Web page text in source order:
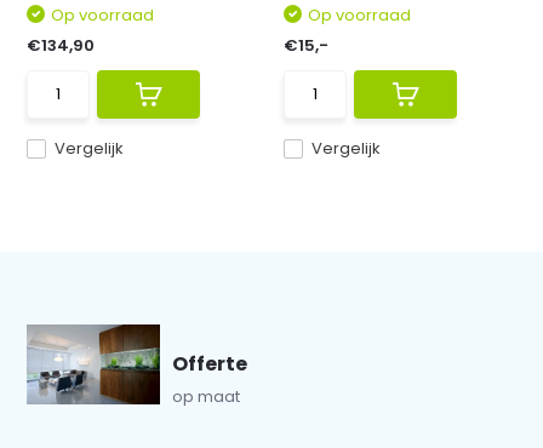
Vergelijk
Op voorraad
€134,90
Vergelijk
Op voorraad
€15,-
Offerte
op maat